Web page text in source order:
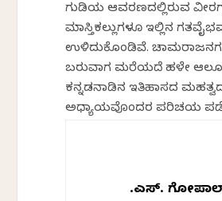
ಗುಡಿಯ ಆವರಣದಲ್ಲಿರುವ
ಮಾಸ್ತಿಕಲ್ಲುಗಳೂ ಇಲ್ಲಿನ
ಉಳಿದುಕೊಂಡಿವೆ.
ಬರುವಾಗ ಮರೆಯದೆ ಹಳೇ
ಕನ್ನಡನಾಡಿನ ಇತಿಹಾಸದ
ಅಧ್ಯಾಯವೊಂದರ ಪರಿಚಯ
ಟಿ.ಎಸ್.